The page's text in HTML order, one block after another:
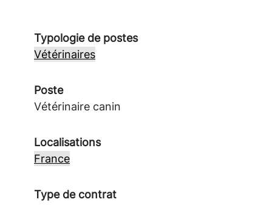
Typologie de postes
Vétérinaires
Poste
Vétérinaire canin
Localisations
France
Type de contrat